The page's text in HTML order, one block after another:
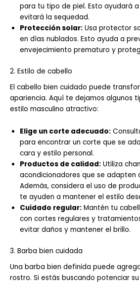
para tu tipo de piel. Esto ayudará
evitará la sequedad.
Protección solar: Usa protector
en días nublados. Esto ayuda a
envejecimiento prematuro y
2. Estilo de cabello
El cabello bien cuidado puede
apariencia. Aquí te dejamos algunos
estilo masculino atractivo:
Elige un corte adecuado:
para encontrar un corte que se
cara y estilo personal.
Productos de calidad: Utiliza
acondicionadores que se adapten
Además, considera el uso de
te ayuden a mantener el estilo
Cuidado regular: Mantén tu
con cortes regulares y
evitar daños y mantener el brillo.
3. Barba bien cuidada
Una barba bien definida puede
rostro. Si estás buscando potenciar